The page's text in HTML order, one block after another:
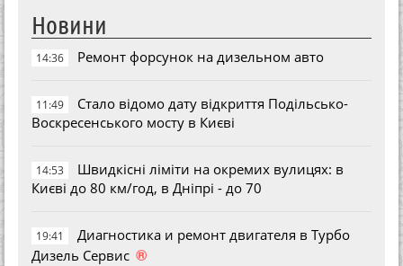
Новини
14:36 Ремонт форсунок на дизельном авто
11:49
Стало відомо дату відкриття Подільсько-
Воскресенського мосту в Києві
14:53
Швидкісні ліміти на окремих вулицях: в
Києві до 80 км/год, в Дніпрі - до 70
19:41
Диагностика и ремонт двигателя в Турбо
Дизель Сервис ®